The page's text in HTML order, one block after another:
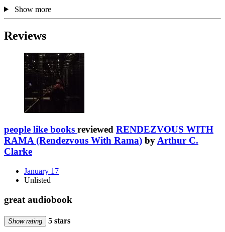
Show more
Reviews
people like books reviewed RENDEZVOUS WITH
RAMA (Rendezvous With Rama) byArthur C.
Clarke
January 17
Unlisted
great audiobook
Show rating 5 stars